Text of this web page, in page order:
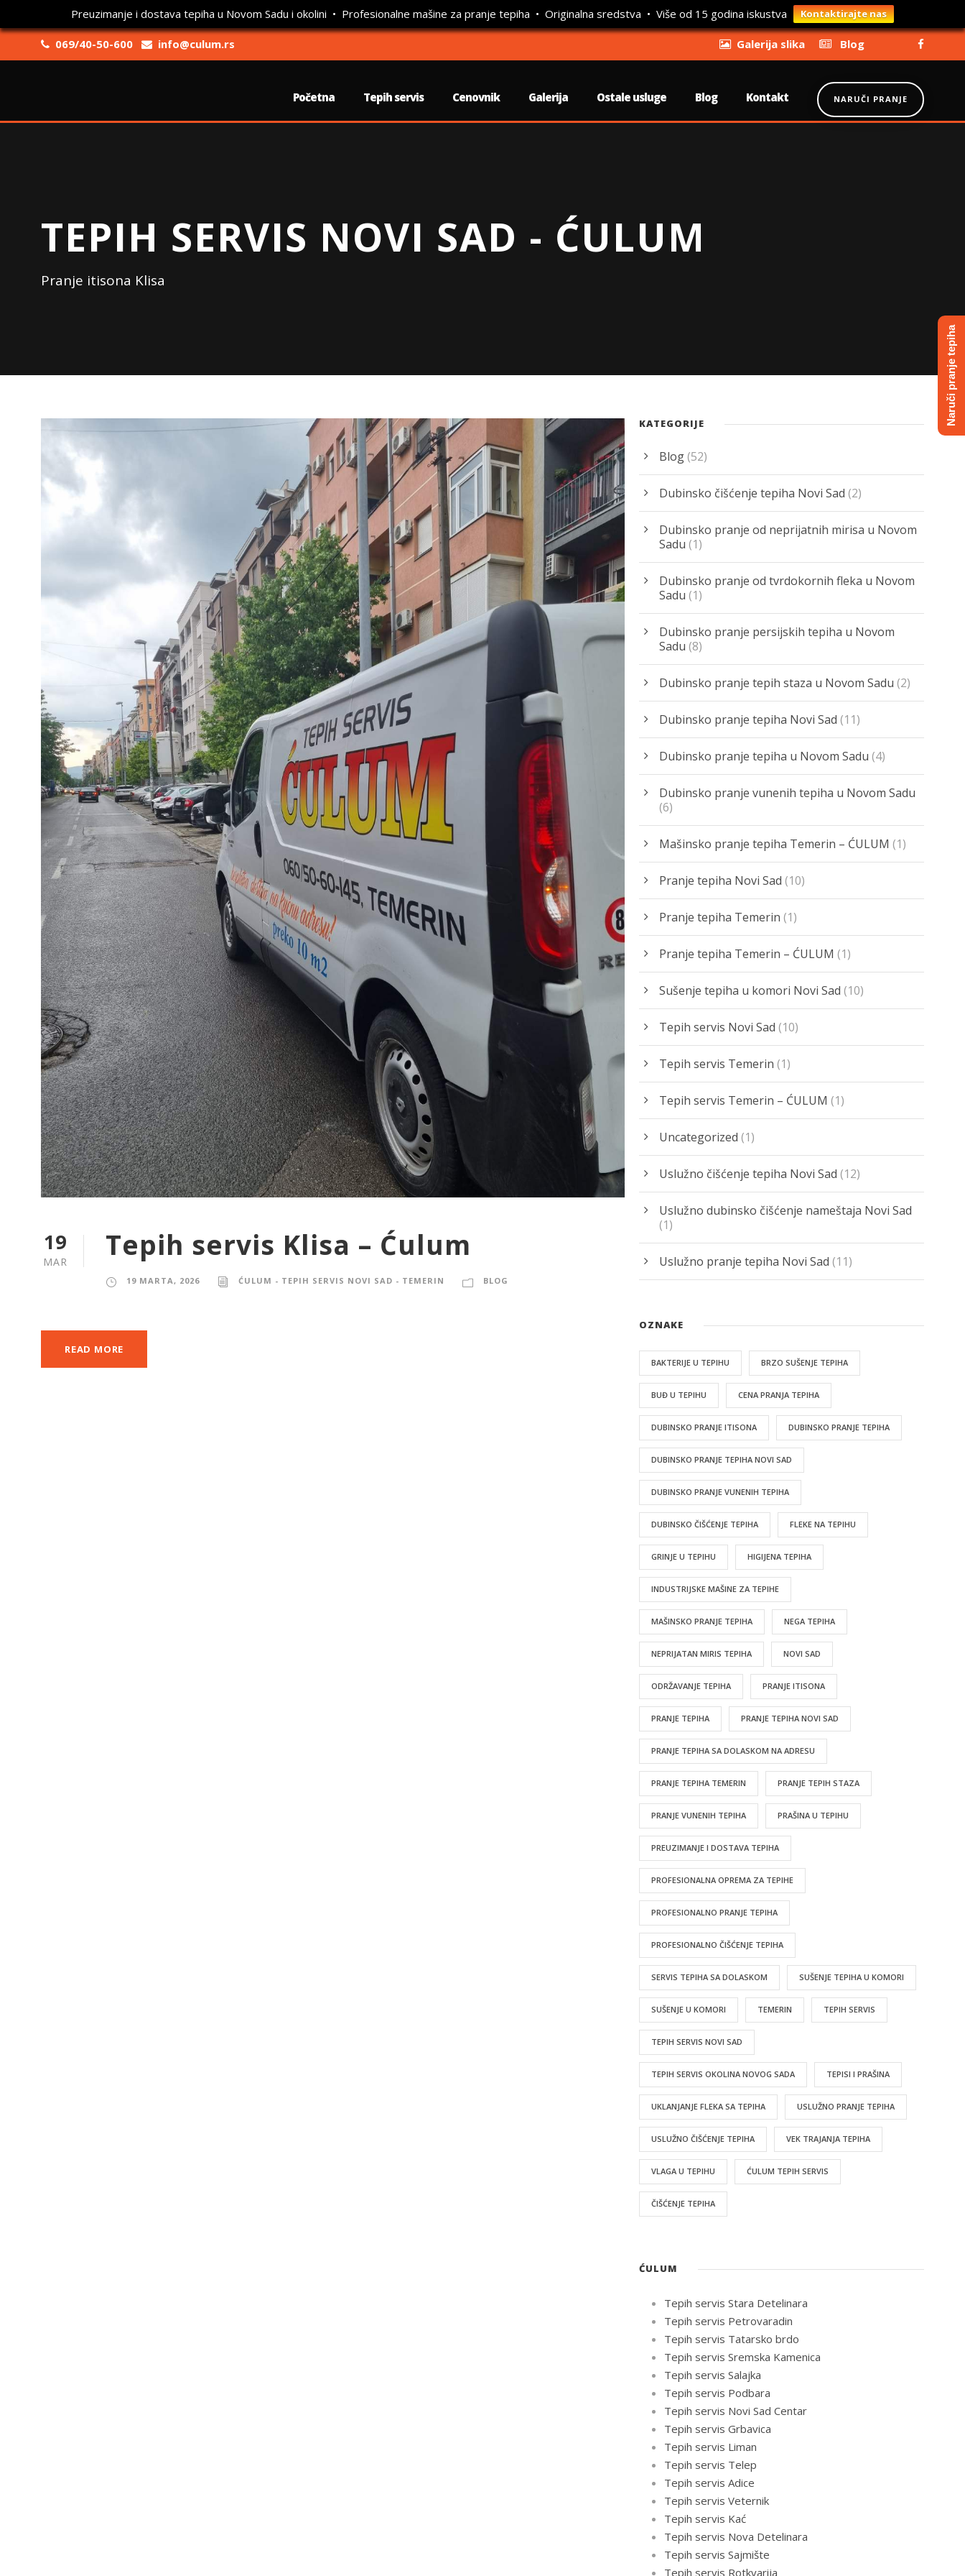
Preuzimanje i dostava tepiha u Novom Sadu i okolini • Profesionalne mašine za pranje tepiha • Originalna sredstva • Više od 15 godina iskustva Kontaktirajte nas
069/40-50-600 info@culum.rs Galerija slika Blog
Početna Tepih servis Cenovnik Galerija Ostale usluge Blog Kontakt NARUČI PRANJE
TEPIH SERVIS NOVI SAD - ĆULUM
Pranje itisona Klisa
19
MAR Tepih servis Klisa – Ćulum
19 MARTA, 2026 ĆULUM - TEPIH SERVIS NOVI SAD - TEMERIN BLOG
READ MORE
KATEGORIJE
Blog(52)
Dubinsko čišćenje tepiha Novi Sad (2)
Dubinsko pranje od neprijatnih mirisa u Novom
Sadu (1)
Dubinsko pranje od tvrdokornih fleka u Novom
Sadu (1)
Dubinsko pranje persijskih tepiha u Novom
Sadu (8)
Dubinsko pranje tepih staza u Novom Sadu (2)
Dubinsko pranje tepiha Novi Sad (11)
Dubinsko pranje tepiha u Novom Sadu (4)
Dubinsko pranje vunenih tepiha u Novom Sadu
(6)
Mašinsko pranje tepiha Temerin – ĆULUM (1)
Pranje tepiha Novi Sad (10)
Pranje tepiha Temerin (1)
Pranje tepiha Temerin – ĆULUM (1)
Sušenje tepiha u komori Novi Sad (10)
Tepih servis Novi Sad (10)
Tepih servis Temerin (1)
Tepih servis Temerin – ĆULUM (1)
Uncategorized (1)
Uslužno čišćenje tepiha Novi Sad (12)
Uslužno dubinsko čišćenje nameštaja Novi Sad
(1)
Uslužno pranje tepiha Novi Sad (11)
OZNAKE
BAKTERIJE U TEPIHU BRZO SUŠENJE TEPIHA
BUĐ U TEPIHU CENA PRANJA TEPIHA
DUBINSKO PRANJE ITISONA DUBINSKO PRANJE TEPIHA
DUBINSKO PRANJE TEPIHA NOVI SAD
DUBINSKO PRANJE VUNENIH TEPIHA
DUBINSKO ČIŠĆENJE TEPIHA FLEKE NA TEPIHU
GRINJE U TEPIHU HIGIJENA TEPIHA
INDUSTRIJSKE MAŠINE ZA TEPIHE
MAŠINSKO PRANJE TEPIHA NEGA TEPIHA
NEPRIJATAN MIRIS TEPIHA NOVI SAD
ODRŽAVANJE TEPIHA PRANJE ITISONA
PRANJE TEPIHA PRANJE TEPIHA NOVI SAD
PRANJE TEPIHA SA DOLASKOM NA ADRESU
PRANJE TEPIHA TEMERIN PRANJE TEPIH STAZA
PRANJE VUNENIH TEPIHA PRAŠINA U TEPIHU
PREUZIMANJE I DOSTAVA TEPIHA
PROFESIONALNA OPREMA ZA TEPIHE
PROFESIONALNO PRANJE TEPIHA
PROFESIONALNO ČIŠĆENJE TEPIHA
SERVIS TEPIHA SA DOLASKOM SUŠENJE TEPIHA U KOMORI
SUŠENJE U KOMORI TEMERIN TEPIH SERVIS
TEPIH SERVIS NOVI SAD
TEPIH SERVIS OKOLINA NOVOG SADA TEPISI I PRAŠINA
UKLANJANJE FLEKA SA TEPIHA USLUŽNO PRANJE TEPIHA
USLUŽNO ČIŠĆENJE TEPIHA VEK TRAJANJA TEPIHA
VLAGA U TEPIHU ĆULUM TEPIH SERVIS
ČIŠĆENJE TEPIHA
ĆULUM
Tepih servis Stara Detelinara
Tepih servis Petrovaradin
Tepih servis Tatarsko brdo
Tepih servis Sremska Kamenica
Tepih servis Salajka
Tepih servis Podbara
Tepih servis Novi Sad Centar
Tepih servis Grbavica
Tepih servis Liman
Tepih servis Telep
Tepih servis Adice
Tepih servis Veternik
Tepih servis Kać
Tepih servis Nova Detelinara
Tepih servis Sajmište
Tepih servis Rotkvarija
Naruči pranje tepiha